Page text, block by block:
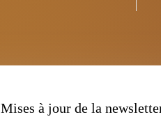
Mises à jour de la